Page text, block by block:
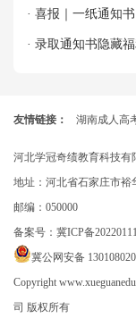
· 喜报｜一纸通知
· 录取通知书隐藏
友情链接： 湖南成人高
河北学冠奇绩教育科技有
地址：河北省石家庄市裕
邮编：050000
备案号： 冀ICP备
冀公网安备
Copyright
司 版权所有